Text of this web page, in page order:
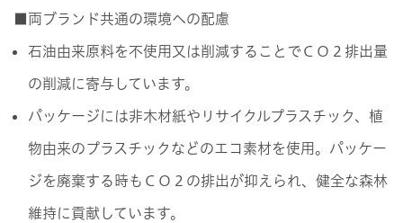
■両ブランド共通の環境への配慮
石油由来原料を不使用又は削減することでＣＯ２排出量
の削減に寄与しています。
パッケージには非木材紙やリサイクルプラスチック、植
物由来のプラスチックなどのエコ素材を使用。パッケー
ジを廃棄する時もＣＯ２の排出が抑えられ、健全な森林
維持に貢献しています。